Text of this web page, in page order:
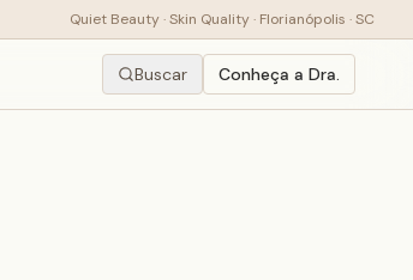
Quiet Beauty · Skin Quality · Florianópolis · SC
Buscar Conheça a Dra.